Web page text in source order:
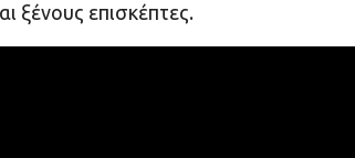
ξένους επισκέπτες.